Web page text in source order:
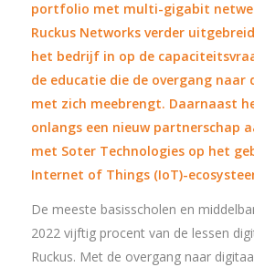
portfolio met multi-gigabit
Ruckus Networks verder
het bedrijf in op de
de educatie die de overgang
met zich meebrengt. Daarnaast
onlangs een nieuw partnerschap
met Soter Technologies op het
Internet of Things (IoT)-
De meeste basisscholen en
2022 vijftig procent van de lessen
Ruckus. Met de overgang naar